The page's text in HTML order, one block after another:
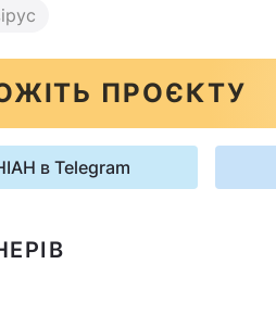
ПРОЄКТУ
в Telegram